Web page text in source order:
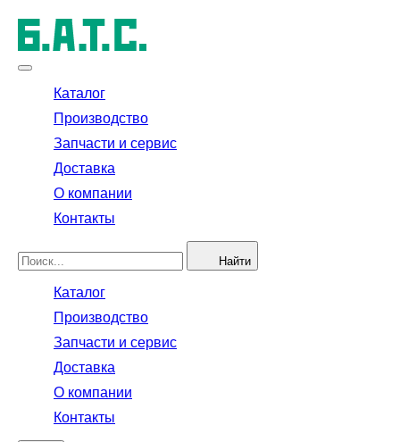
Каталог
Производство
Запчасти и сервис
Доставка
О компании
Контакты
Найти
Каталог
Производство
Запчасти и сервис
Доставка
О компании
Контакты